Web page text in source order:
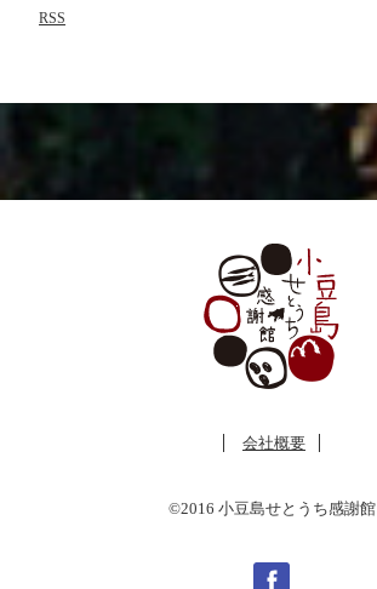
RSS
会社概要
©2016 小豆島せとうち感謝館